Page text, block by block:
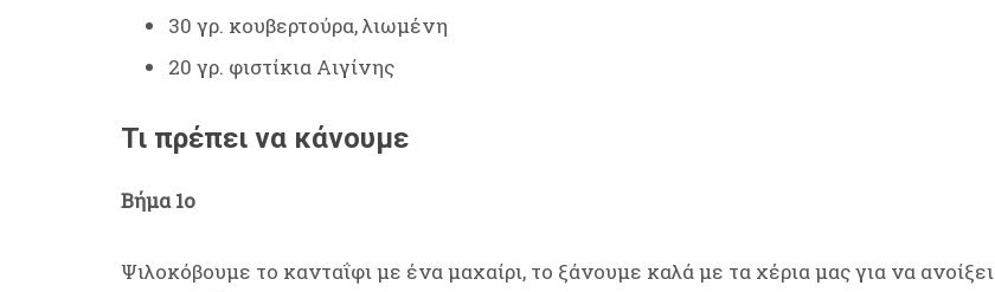
30 γρ. κουβερτούρα, λιωμένη
20 γρ. φιστίκια Αιγίνης
Τι πρέπει να κάνουμε
Βήμα 1ο
Ψιλοκόβουμε το κανταΐφι με ένα μαχαίρι, το ξάνουμε καλά με τα χέρια μας για να ανοίξει